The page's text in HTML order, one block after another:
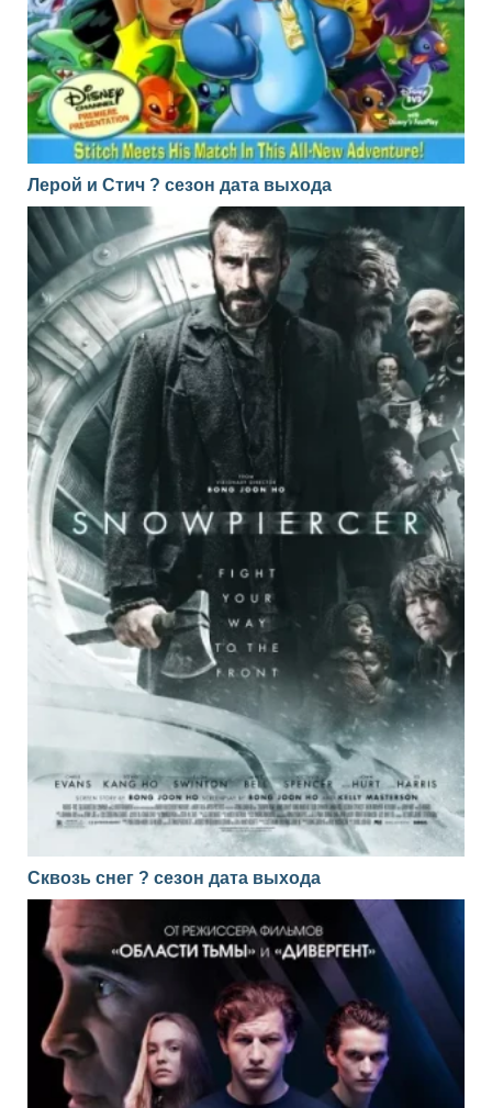
Лерой и Стич ? сезон дата выхода
Сквозь снег ? сезон дата выхода